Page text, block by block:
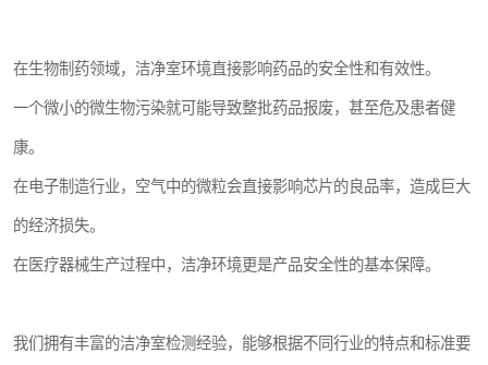
在生物制药领域，洁净室环境直接影响药品的安全性和有效性。
一个微小的微生物污染就可能导致整批药品报废，甚至危及患者健
康。
在电子制造行业，空气中的微粒会直接影响芯片的良品率，造成巨大
的经济损失。
在医疗器械生产过程中，洁净环境更是产品安全性的基本保障。
我们拥有丰富的洁净室检测经验，能够根据不同行业的特点和标准要